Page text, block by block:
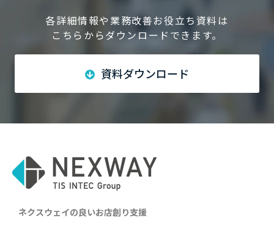
各詳細情報や業務改善お役立ち資料は
こちらからダウンロードできます。
資料ダウンロード
ネクスウェイの良いお店創り支援